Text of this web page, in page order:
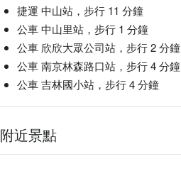
捷運 中山站，步行 11 分鐘
公車 中山里站，步行 1 分鐘
公車 欣欣大眾公司站，步行 2 分鐘
公車 南京林森路口站，步行 4 分鐘
公車 吉林國小站，步行 4 分鐘
附近景點